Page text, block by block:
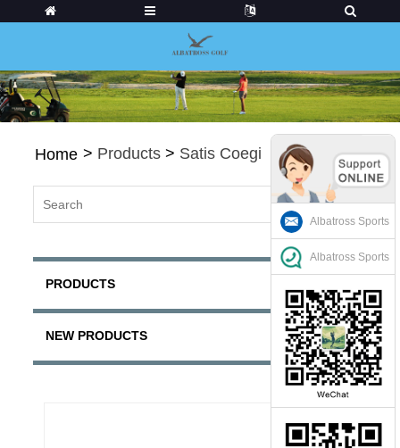
Home > Products > Satis Coegi
PRODUCTS
NEW PRODUCTS
Albatross Sports
Albatross Sports